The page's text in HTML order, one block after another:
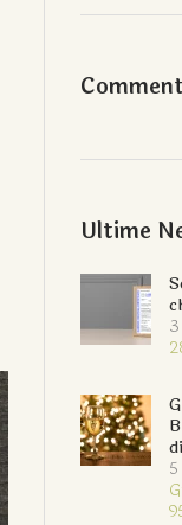
Ultime